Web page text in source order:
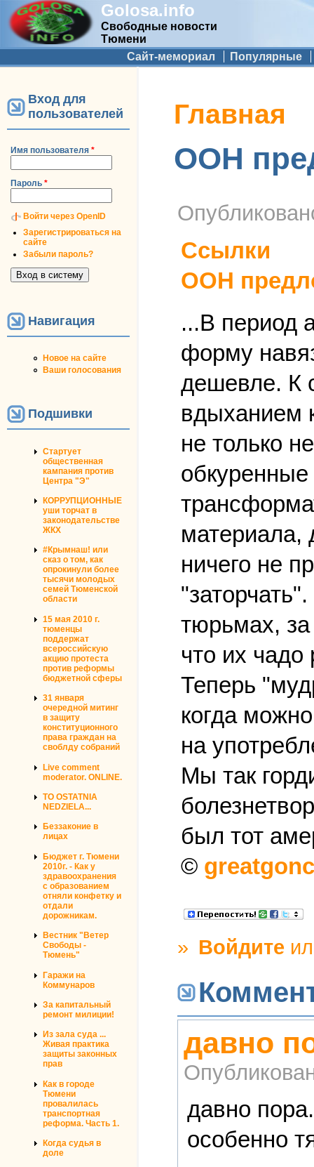
Golosa.info
Свободные новости
Тюмени
Дополнительное меню
Сайт-мемориал Популярные
Вход для
пользователей
Имя пользователя *
Пароль *
Войти через OpenID
Зарегистрироваться на
сайте
Забыли пароль?
Навигация
Новое на сайте
Ваши голосования
Подшивки
Стартует
общественная
кампания против
Центра "Э"
КОРРУПЦИОННЫЕ
уши торчат в
законодательстве
ЖКХ
#Крымнаш! или
сказ о том, как
опрокинули более
тысячи молодых
семей Тюменской
области
15 мая 2010 г.
тюменцы
поддержат
всероссийскую
акцию протеста
против реформы
бюджетной сферы
31 января
очередной митинг
в защиту
конституционного
права граждан на
своблду собраний
Live comment
moderator. ONLINE.
TO OSTATNIA
NEDZIELA...
Беззаконие в
лицах
Бюджет г. Тюмени
2010г. - Как у
здравоохранения
с образованием
отняли конфетку и
отдали
дорожникам.
Вестник "Ветер
Свободы -
Тюмень"
Гаражи на
Коммунаров
За капитальный
ремонт милиции!
Из зала суда ...
Живая практика
защиты законных
прав
Как в городе
Тюмени
провалилась
транспортная
реформа. Часть 1.
Когда судья в
доле
Вы здесь
Главная
ООН
Ссылки
ООН
...В период
форму
дешевле. К
вдыханием
не только
материала,
ничего не
тюрьмах, за
что их
Теперь
когда
на
Мы так
был тот
©
» Войдите
давно
давно
особенно